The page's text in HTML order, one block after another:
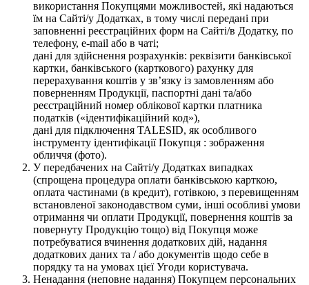
використання Покупцями можливостей, які надаються
їм на Сайті/у Додатках, в тому числі передані при
заповненні реєстраційних форм на Сайті/в Додатку, по
телефону, e-mail або в чаті;
дані для здійснення розрахунків: реквізити банківської
картки, банківського (карткового) рахунку для
перерахування коштів у зв’язку із замовленням або
поверненням Продукції, паспортні дані та/або
реєстраційний номер облікової картки платника
податків («ідентифікаційний код»),
дані для підключення TALESID, як особливого
інструменту ідентифікації Покупця : зображення
обличчя (фото).
У передбачених на Сайті/у Додатках випадках
(спрощена процедура оплати банківською карткою,
оплата частинами (в кредит), готівкою, з перевищенням
встановленої законодавством суми, інші особливі умови
отримання чи оплати Продукції, повернення коштів за
повернуту Продукцію тощо) від Покупця може
потребуватися вчинення додаткових дій, надання
додаткових даних та / або документів щодо себе в
порядку та на умовах цієї Угоди користувача.
Ненадання (неповне надання) Покупцем персональних